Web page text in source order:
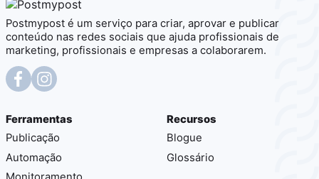
Postmypost é um serviço para criar, aprovar e publicar
conteúdo nas redes sociais que ajuda profissionais de
marketing, profissionais e empresas a colaborarem.
Ferramentas
Publicação
Automação
Recursos
Blogue
Glossário